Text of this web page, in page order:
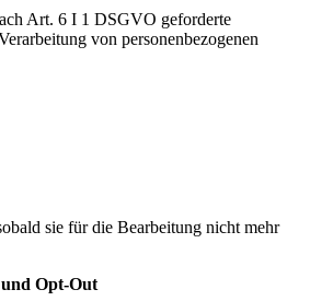
Art. 6 I 1 DSGVO geforderte
von personenbezogenen
sie für die Bearbeitung nicht mehr
Opt-Out